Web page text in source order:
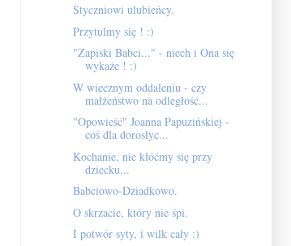
Styczniowi ulubieńcy.
Przytulmy się ! :)
"Zapiski Babci..." - niech i Ona się
wykaże ! :)
W wiecznym oddaleniu - czy
małżeństwo na odległość...
"Opowieść" Joanna Papuzińskiej -
coś dla dorosłyc...
Kochanie, nie kłóćmy się przy
dziecku...
Babciowo-Dziadkowo.
O skrzacie, który nie śpi.
I potwór syty, i wilk cały :)